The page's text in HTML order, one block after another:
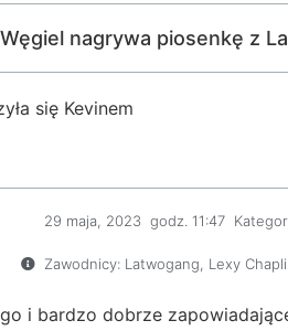
nagrywa piosenkę z
się Kevinem
29 maja, 2023 godz. 11:47
Zawodnicy: Latwogang Lexy
i bardzo dobrze